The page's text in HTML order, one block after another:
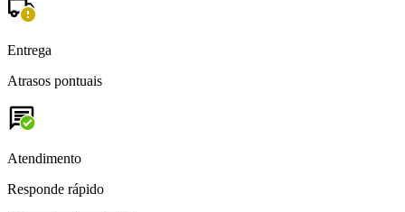
Entrega
Atrasos pontuais
Atendimento
Responde rápido